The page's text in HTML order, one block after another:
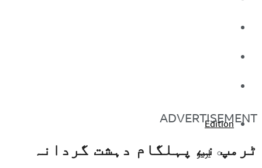
Edition
اردو
ADVERTISEMENT
ٹرمپ نے پہلگام دہشت گردانہ